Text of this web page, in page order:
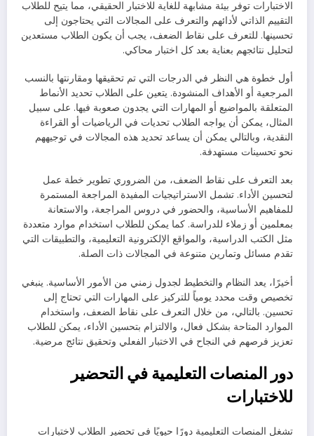
الاختبارات توفر بيئة مشابهة للغاية للاختبار الحقيقي، مما يتيح للطلاب
التقييم الذاتي لأدائهم والتعرف على المجالات التي يحتاجون إلى
تحسينها. للتعرف على نقاط الضعف، يجب أن يكون الطلاب مستعدين
لتحليل نتائجهم بعناية بعد كل اختبار محاكي.
أول خطوة هي النظر في الدرجات التي تم تحقيقها ومقارنتها بالنسب
المرجعية أو الأهداف المنشودة. يتعين على الطلاب تحديد الأنماط
المتعلقة بالمواضيع أو المهارات التي يجدون صعوبة فيها. على سبيل
المثال، يمكن أن يواجه الطلاب تحديات في الرياضيات أو القراءة
النقدية، وبالتالي يمكن أن يساعد تحديد هذه المجالات في توجيههم
نحو تحسينات مستهدفة.
بعد التعرف على نقاط الضعف، من الضروري تطوير خطة عمل
لتحسين الأداء. تشمل الاستراتيجيات المفيدة المراجعة المستمرة
للمفاهيم الأساسية، والحضور في دروس المراجعة، والاستعانة
بمعلمين أو زملاء للدراسة. كما يمكن للطلاب استخدام موارد متعددة
مثل الكتب الدراسية، والمواقع الإلكترونية التعليمية، والتطبيقات التي
تقدم مسائل وتمارين متنوعة في المجالات ذات الصلة.
أخيرًا، يعد النظام والتخطيط لجدول زمني من الأمور الأساسية. ينبغي
تخصيص وقت محدد يومياً للتركيز على المهارات التي تحتاج إلى
تحسين. بالتالي، من خلال التعرف على نقاط الضعف، واستخدام
الموارد المتاحة بشكل فعال، والالتزام بتحسين الأداء، يمكن للطلاب
تعزيز فرصهم في النجاح في الاختبار الفعلي وتحقيق نتائج مرضية.
دور المنصات التعليمية في التحضير
للاختبارات
تشغل المنصات التعليمية دورًا حيويًا في تحضير الطلاب لاختبارات